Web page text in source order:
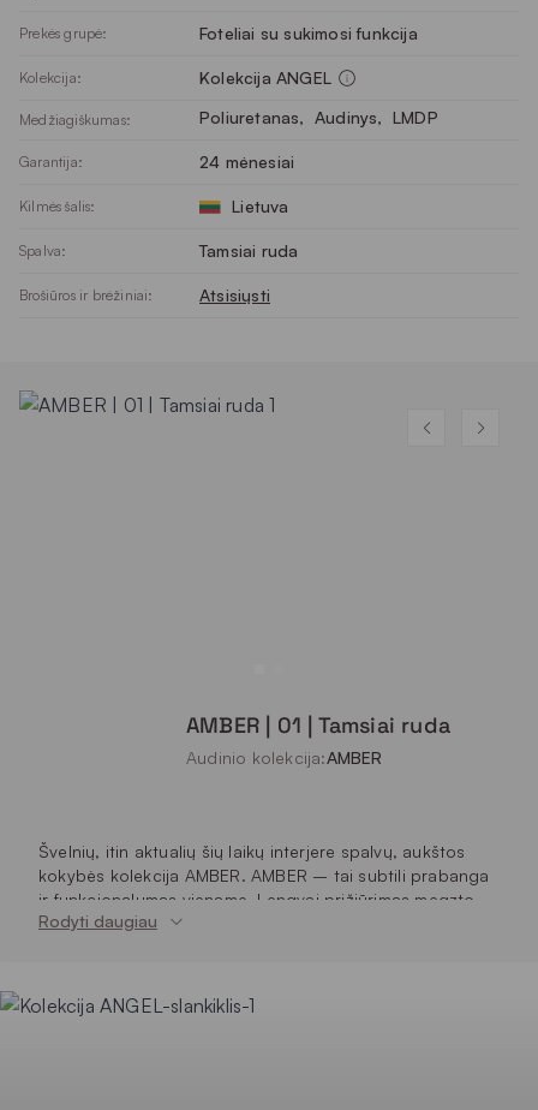
Prekės grupė: Foteliai su sukimosi funkcija
Kolekcija: Kolekcija ANGEL
Medžiagiškumas: Poliuretanas, Audinys, LMDP
Garantija: 24 mėnesiai
Kilmės šalis: Lietuva
Spalva: Tamsiai ruda
Brošiūros ir brėžiniai: Atsisiųsti
AMBER | 01 | Tamsiai ruda
Audinio kolekcija:AMBER
Švelnių, itin aktualių šių laikų interjere spalvų, aukštos
kokybės kolekcija AMBER. AMBER – tai subtili prabanga
ir funkcionalumas viename. Lengvai prižiūrimas megzto
aksomo audinys užtikrina ilgaamžiškumą bei atsparumą
tonais bei prabangiais gilesniais atspalviais, kurie
suteikia interjerui šilumos ir rafinuotumo.
Rodyti daugiau